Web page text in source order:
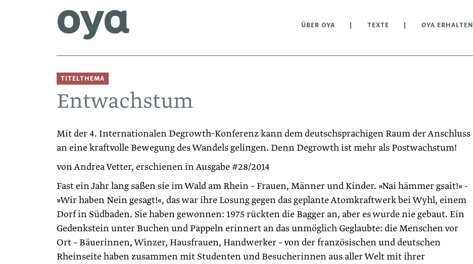
ÜBER OYA TEXTE OYA ERHALTEN
TITELTHEMA
Entwachstum
Mit der 4. Internationalen Degrowth-Konferenz kann dem deutsch­sprachigen Raum der Anschluss
an eine kraftvolle Bewegung des Wandels gelingen. Denn Degrowth ist mehr als Postwachstum!
von Andrea Vetter, erschienen in Ausgabe #28/2014
Fast ein Jahr lang saßen sie im Wald am Rhein – Frauen, Männer und Kinder. »Nai hämmer gsait!« -
»Wir haben Nein gesagt!«, das war ihre Losung gegen das geplante Atomkraftwerk bei Wyhl, einem
Dorf in Südbaden. Sie haben gewonnen: 1975 rückten die Bagger an, aber es wurde nie gebaut. Ein
Gedenkstein unter Buchen und Pappeln erinnert an das unmöglich Geglaubte: die Menschen vor
Ort – Bäuerinnen, Winzer, Hausfrauen, Handwerker – von der französischen und deutschen
Rheinseite haben zusammen mit Studenten und Besucherinnen aus aller Welt mit ihrer